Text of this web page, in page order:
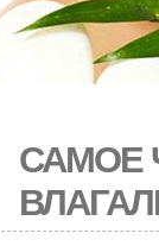
САМОЕ